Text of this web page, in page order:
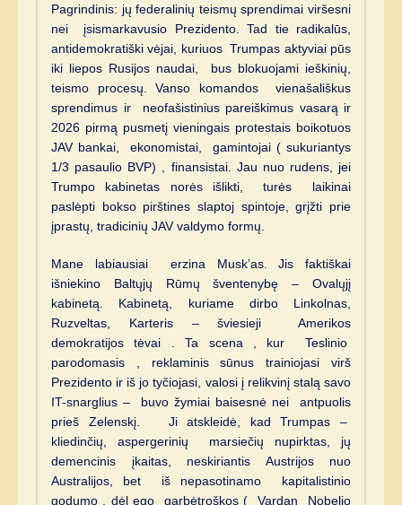
Pagrindinis: jų federalinių teismų sprendimai viršesni
nei įsismarkavusio Prezidento. Tad tie radikalūs,
antidemokratiški vėjai, kuriuos Trumpas aktyviai pūs
iki liepos Rusijos naudai, bus blokuojami ieškinių,
teismo procesų. Vanso komandos vienašališkus
sprendimus ir neofašistinius pareiškimus vasarą ir
2026 pirmą pusmetį vieningais protestais boikotuos
JAV bankai, ekonomistai, gamintojai ( sukuriantys
1/3 pasaulio BVP) , finansistai. Jau nuo rudens, jei
Trumpo kabinetas norės išlikti, turės laikinai
paslėpti bokso pirštines slaptoj spintoje, grįžti prie
įprastų, tradicinių JAV valdymo formų.
Mane labiausiai erzina Musk’as. Jis faktiškai
išniekino Baltųjų Rūmų šventenybę – Ovalųjį
kabinetą. Kabinetą, kuriame dirbo Linkolnas,
Ruzveltas, Karteris – šviesieji Amerikos
demokratijos tėvai . Ta scena , kur Teslinio
parodomasis , reklaminis sūnus trainiojasi virš
Prezidento ir iš jo tyčiojasi, valosi į relikvinį stalą savo
IT-snarglius – buvo žymiai baisesnė nei antpuolis
prieš Zelenskį. Ji atskleidė, kad Trumpas –
kliedinčių, aspergerinių marsiečių nupirktas, jų
demencinis įkaitas, neskiriantis Austrijos nuo
Australijos, bet iš nepasotinamo kapitalistinio
godumo , dėl ego garbėtroškos ( Vardan Nobelio